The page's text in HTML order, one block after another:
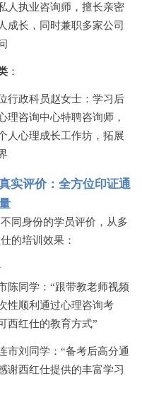
人执业咨询师，擅长亲密
成长，同时兼职多家公司
：
行政科员赵女士：学习后
理咨询中心特聘咨询师，
人心理成长工作坊，拓展
实评价：全方位印证通
同身份的学员评价，从多
的培训效果：
陈同学： “跟带教老师视频
性顺利通过心理咨询考
西红仕的教育方式”
市刘同学： “备考后高分通
谢西红仕提供的丰富学习